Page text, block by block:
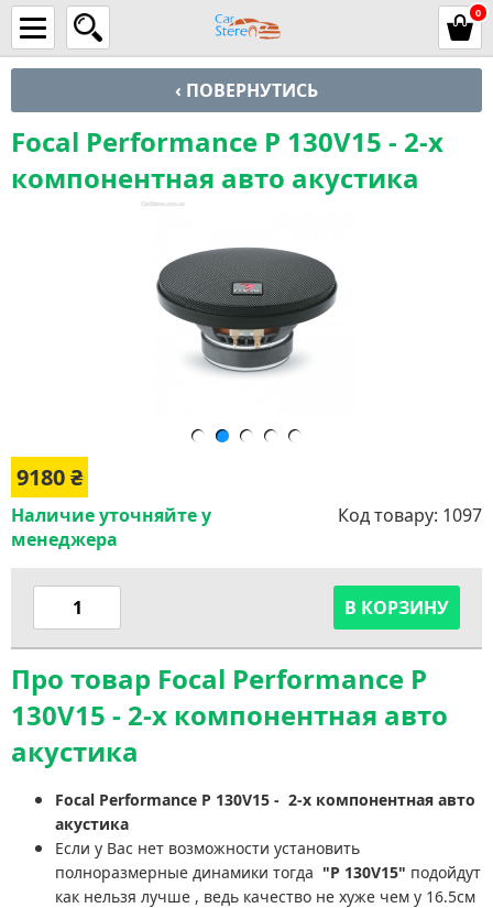
0
‹ ПОВЕРНУТИСЬ
Focal Performance P 130V15 - 2-х
компонентная авто акустика
9180₴
Наличие уточняйте у
менеджера
Код товару: 1097
В КОРЗИНУ
Про товар Focal Performance P
130V15 - 2-х компонентная авто
акустика
Focal Performance P 130V15 - 2-х компонентная авто
акустика
Если у Вас нет возможности установить
полноразмерные динамики тогда "P 130V15" подойдут
как нельзя лучше , ведь качество не хуже чем у 16.5см